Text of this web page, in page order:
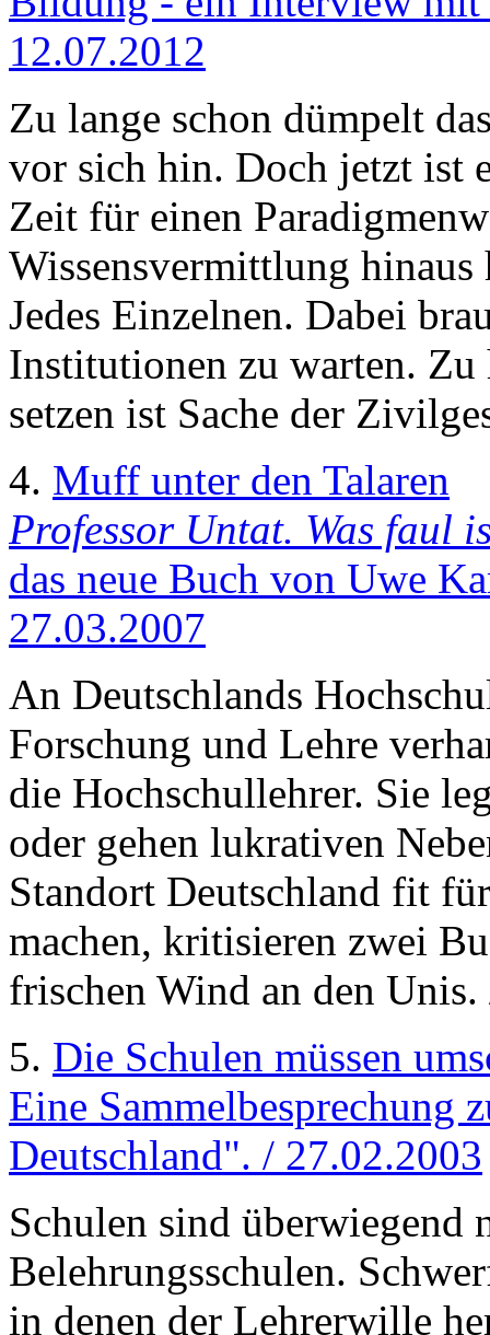
12.07.2012
Zu lange schon dümpelt
vor sich hin. Doch jetzt ist
Zeit für einen
Wissensvermittlung
Jedes Einzelnen. Dabei
Institutionen zu warten.
setzen ist Sache der
4. Muff unter den Talaren
Professor Untat. Was faul
das neue Buch von Uwe
27.03.2007
An Deutschlands
Forschung und Lehre
die Hochschullehrer. Sie
oder gehen lukrativen
Standort Deutschland fit
machen, kritisieren zwei
frischen Wind an den
5. Die Schulen müssen
Eine Sammelbesprechung
Deutschland". / 27.02.2003
Schulen sind überwiegend
Belehrungsschulen.
in denen der Lehrerwille